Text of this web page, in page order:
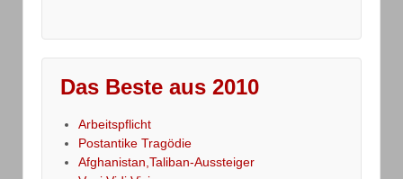
Das Beste aus 2010
Arbeitspflicht
Postantike Tragödie
Afghanistan,Taliban-Aussteiger